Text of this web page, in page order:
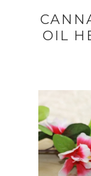
OIL